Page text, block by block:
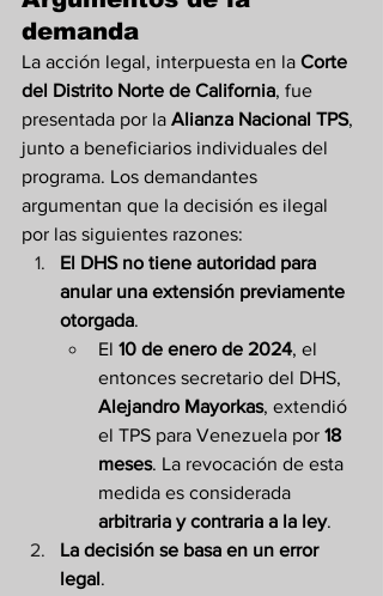
demanda
La acción legal, interpuesta en la Corte
del Distrito Norte de California, fue
presentada por la Alianza Nacional TPS,
junto a beneficiarios individuales del
programa. Los demandantes
argumentan que la decisión es ilegal
por las siguientes razones:
El DHS no tiene autoridad para
anular una extensión previamente
otorgada.
El 10 de enero de 2024, el
entonces secretario del DHS,
Alejandro Mayorkas, extendió
el TPS para Venezuela por 18
meses. La revocación de esta
medida es considerada
arbitraria y contraria a la ley.
La decisión se basa en un error
legal.